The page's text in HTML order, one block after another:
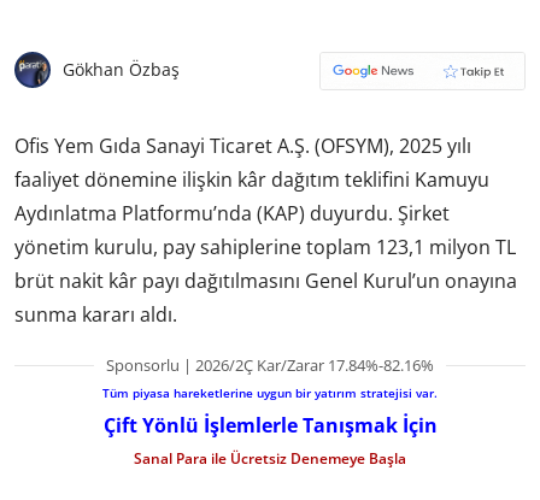
Gökhan Özbaş
Ofis Yem Gıda Sanayi Ticaret A.Ş. (OFSYM), 2025 yılı
faaliyet dönemine ilişkin kâr dağıtım teklifini Kamuyu
Aydınlatma Platformu’nda (KAP) duyurdu. Şirket
yönetim kurulu, pay sahiplerine toplam 123,1 milyon TL
brüt nakit kâr payı dağıtılmasını Genel Kurul’un onayına
sunma kararı aldı.
Sponsorlu | 2026/2Ç Kar/Zarar 17.84%-82.16%
Tüm piyasa hareketlerine uygun bir yatırım stratejisi var.
Çift Yönlü İşlemlerle Tanışmak İçin
Sanal Para ile Ücretsiz Denemeye Başla